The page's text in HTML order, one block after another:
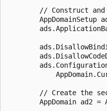
// Construct
AppDomainSetup
// Create the
AppDomain ad2 =